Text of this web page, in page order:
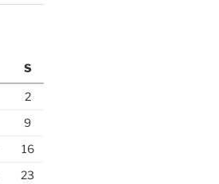
S
2
9
16
23